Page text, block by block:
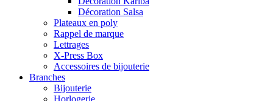
Décoration Salsa
Plateaux en poly
Rappel de marque
Lettrages
X-Press Box
Accessoires de bijouterie
Branches
Bijouterie
Horlogerie